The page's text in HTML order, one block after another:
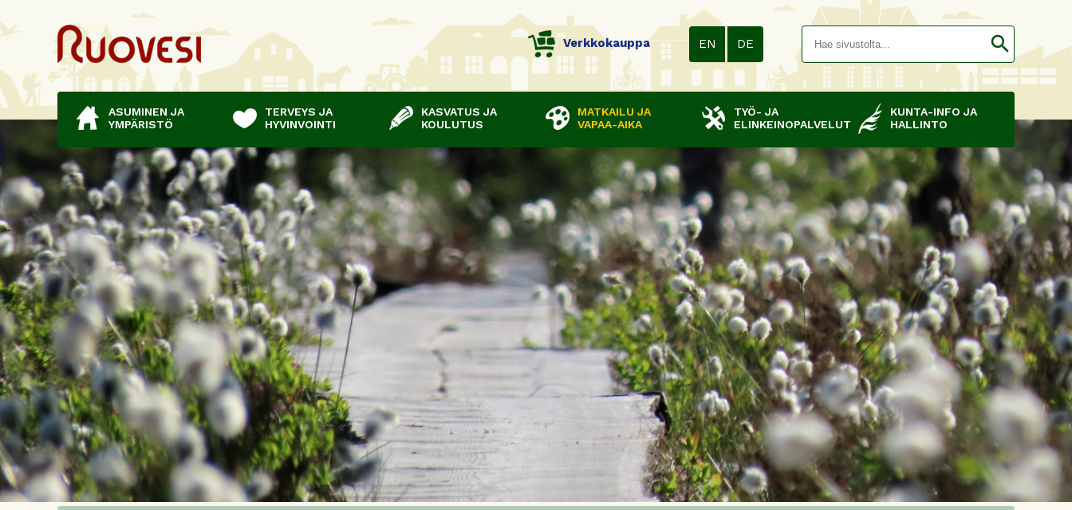
Verkkokauppa EN DE search
ASUMINEN JA
YMPÄRISTÖ
TERVEYS JA
HYVINVOINTI
KASVATUS JA
KOULUTUS
MATKAILU JA
VAPAA-AIKA
TYÖ- JA
ELINKEINOPALVELUT
KUNTA-INFO JA
HALLINTO